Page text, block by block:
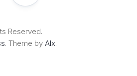
Reserved.
. Theme by Alx.